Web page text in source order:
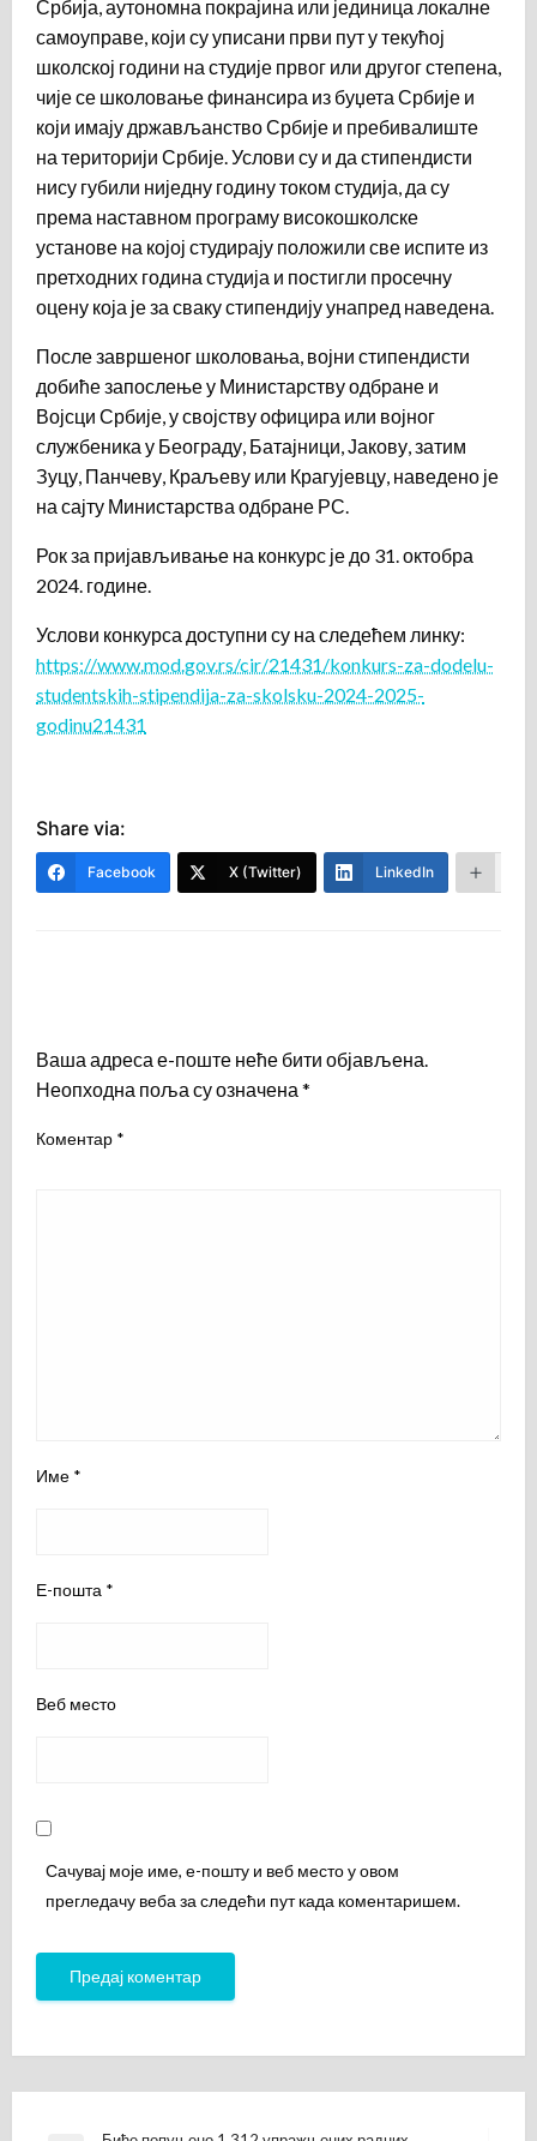
Србија, аутономна покрајина или јединица локалне
самоуправе, који су уписани први пут у текућој
школској години на студије првог или другог степена,
чије се школовање финансира из буџета Србије и
који имају држављанство Србије и пребивалиште
на територији Србије. Услови су и да стипендисти
нису губили ниједну годину током студија, да су
према наставном програму високошколске
установе на којој студирају положили све испите из
претходних година студија и постигли просечну
оцену која је за сваку стипендију унапред наведена.
После завршеног школовања, војни стипендисти
добиће запослење у Министарству одбране и
Војсци Србије, у својству официра или војног
службеника у Београду, Батајници, Јакову, затим
Зуцу, Панчеву, Краљеву или Крагујевцу, наведено је
на сајту Министарства одбране РС.
Рок за пријављивање на конкурс је до 31. октобра
2024. године.
Услови конкурса доступни су на следећем линку:
https://www.mod.gov.rs/cir/21431/konkurs-za-dodelu-
studentskih-stipendija-za-skolsku-2024-2025-
godinu21431
Share via:
Facebook X (Twitter) LinkedIn
Ваша адреса е-поште неће бити објављена.
Неопходна поља су означена *
Коментар *
Име *
Е-пошта *
Веб место
Сачувај моје име, е-пошту и веб место у овом
прегледачу веба за следећи пут када коментаришем.